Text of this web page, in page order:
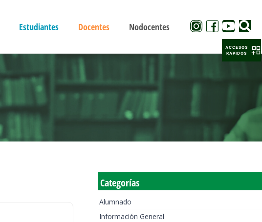
Estudiantes Docentes Nodocentes
Categorías
Alumnado
Información General
ACCESOS
RAPIDOS